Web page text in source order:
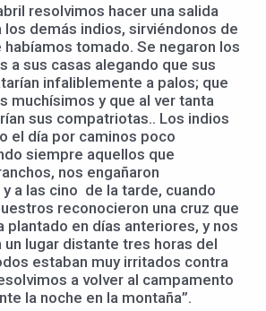
resolvimos hacer una salida
los demás indios, sirviéndonos de
habíamos tomado. Se negaron los
a sus casas alegando que sus
infaliblemente a palos; que
muchísimos y que al ver tanta
sus compatriotas.. Los indios
el día por caminos poco
siempre aquellos que
nos engañaron
a las cino de la tarde, cuando
reconocieron una cruz que
plantado en días anteriores, y nos
lugar distante tres horas del
estaban muy irritados contra
a volver al campamento
la noche en la montaña”.